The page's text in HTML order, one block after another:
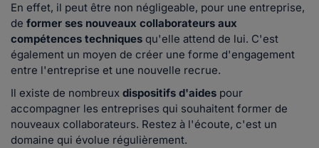
En effet, il peut être non négligeable, pour une entreprise,
de former ses nouveaux collaborateurs aux
compétences techniques qu'elle attend de lui. C'est
également un moyen de créer une forme d'engagement
entre l'entreprise et une nouvelle recrue.
Il existe de nombreux dispositifs d'aides pour
accompagner les entreprises qui souhaitent former de
nouveaux collaborateurs. Restez à l'écoute, c'est un
domaine qui évolue régulièrement.